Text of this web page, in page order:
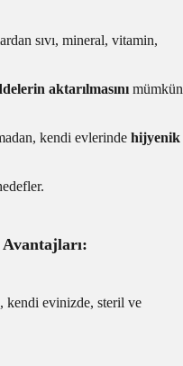
sıvı, mineral, vitamin,
aktarılmasını mümkün
kendi evlerinde hijyenik
kendi evinizde, steril ve